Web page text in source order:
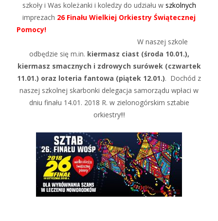
szkoły i Was koleżanki i koledzy do udziału w szkolnych
imprezach 26 Finału Wielkiej Orkiestry Świątecznej
Pomocy!
W naszej szkole
odbędzie się m.in. kiermasz ciast (środa 10.01.),
kiermasz smacznych i zdrowych surówek (czwartek
11.01.) oraz loteria fantowa (piątek 12.01.). Dochód z
naszej szkolnej skarbonki delegacja samorządu wpłaci w
dniu finału 14.01. 2018 R. w zielonogórskim sztabie
orkiestry!!!